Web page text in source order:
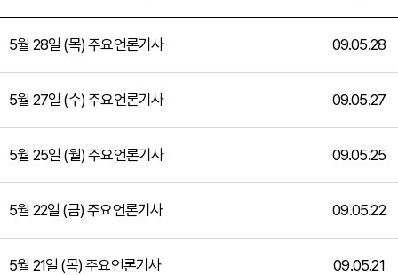
5월 28일 (목) 주요언론기사 09.05.28
5월 27일 (수) 주요언론기사 09.05.27
5월 25일 (월) 주요언론기사 09.05.25
5월 22일 (금) 주요언론기사 09.05.22
5월 21일 (목) 주요언론기사 09.05.21